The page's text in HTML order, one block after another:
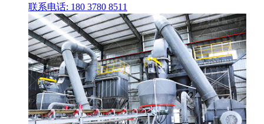
联系电话: 180 3780 8511